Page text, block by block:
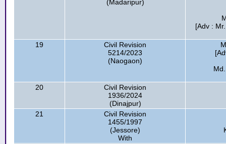
(Madaripur)
[Adv :
19
Civil Revision
5214/2023
(Naogaon)
20
Civil Revision
1936/2024
(Dinajpur)
21
Civil Revision
1455/1997
(Jessore)
With